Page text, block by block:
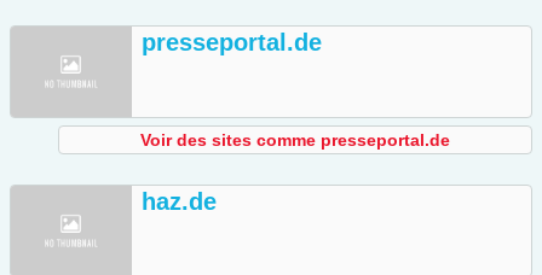
presseportal.de
Voir des sites comme presseportal.de
haz.de